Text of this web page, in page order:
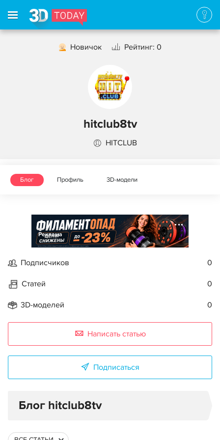
Новичок Рейтинг: 0
hitclub8tv
HITCLUB
Блог Профиль 3D-модели
Реклама
Подписчиков 0
Статей 0
3D-моделей 0
Написать статью
Подписаться
Блог hitclub8tv